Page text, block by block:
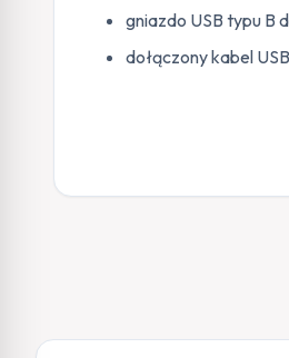
gniazdo USB typu B
dołączony kabel